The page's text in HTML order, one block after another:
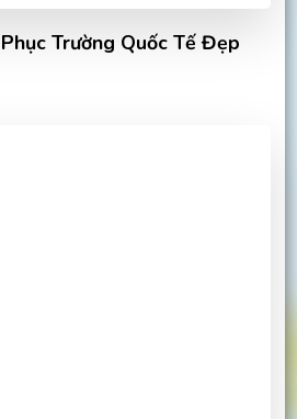
Trường Quốc Tế Đẹp